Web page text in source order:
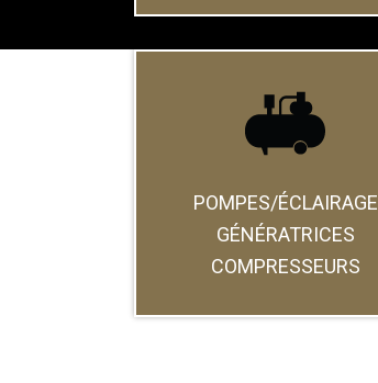
POMPES/ÉCLAIRAGE
GÉNÉRATRICES
COMPRESSEURS